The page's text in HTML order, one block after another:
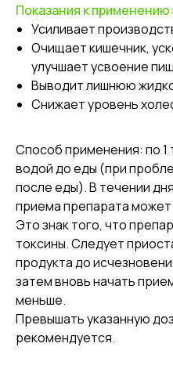
Показания к применению:
Усиливает
Очищает кишечник,
улучшает усвоение
Выводит лишнюю
Снижает уровень
Способ применения: по
водой до еды (при
после еды). В течении
приема препарата
Это знак того, что
токсины. Следует
продукта до
затем вновь начать
меньше.
Превышать указанную
рекомендуется.